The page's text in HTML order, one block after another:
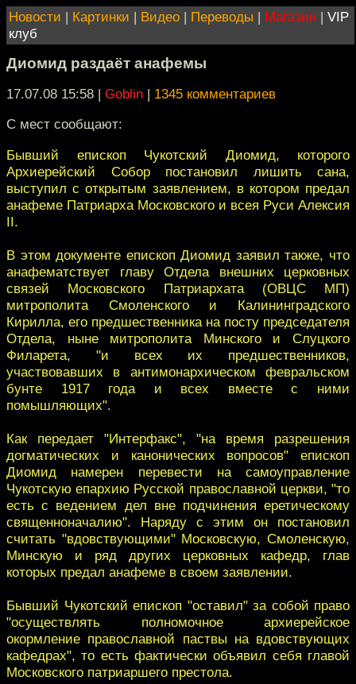
Новости | Картинки | Видео | Переводы | Магазин | VIP
клуб
Диомид раздаёт анафемы
17.07.08 15:58 | Goblin | 1345 комментариев
С мест сообщают:
Бывший епископ Чукотский Диомид, которого
Архиерейский Собор постановил лишить сана,
выступил с открытым заявлением, в котором предал
анафеме Патриарха Московского и всея Руси Алексия
II.
В этом документе епископ Диомид заявил также, что
анафематствует главу Отдела внешних церковных
связей Московского Патриархата (ОВЦС МП)
митрополита Смоленского и Калининградского
Кирилла, его предшественника на посту председателя
Отдела, ныне митрополита Минского и Слуцкого
Филарета, "и всех их предшественников,
участвовавших в антимонархическом февральском
бунте 1917 года и всех вместе с ними
помышляющих".
Как передает "Интерфакс", "на время разрешения
догматических и канонических вопросов" епископ
Диомид намерен перевести на самоуправление
Чукотскую епархию Русской православной церкви, "то
есть с ведением дел вне подчинения еретическому
священноначалию". Наряду с этим он постановил
считать "вдовствующими" Московскую, Смоленскую,
Минскую и ряд других церковных кафедр, глав
которых предал анафеме в своем заявлении.
Бывший Чукотский епископ "оставил" за собой право
"осуществлять полномочное архиерейское
окормление православной паствы на вдовствующих
кафедрах", то есть фактически объявил себя главой
Московского патриаршего престола.